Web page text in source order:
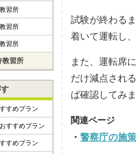
試験が終わる
着いて運転し
また、運転席
だけ減点され
ば確認してみま
警察庁の施
習所
習所
習所
教習所
すめプラン
すすめプラン
すめプラン